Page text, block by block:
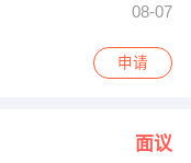
08-07
申请
面议